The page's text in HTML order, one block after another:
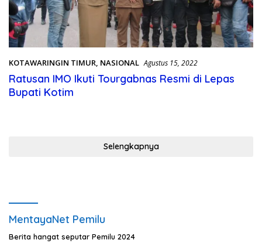
KOTAWARINGIN TIMUR, NASIONAL Agustus 15, 2022
Ratusan IMO Ikuti Tourgabnas Resmi di Lepas
Bupati Kotim
Selengkapnya
MentayaNet Pemilu
Berita hangat seputar Pemilu 2024